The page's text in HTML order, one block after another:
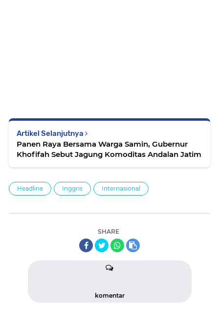
Artikel Selanjutnya
Panen Raya Bersama Warga Samin, Gubernur
Khofifah Sebut Jagung Komoditas Andalan Jatim
Headline Inggris Internasional
SHARE
komentar